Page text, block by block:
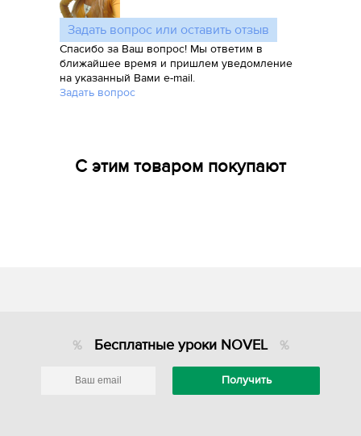
Задать вопрос или оставить отзыв
Спасибо за Ваш вопрос! Мы ответим в
ближайшее время и пришлем уведомление
на указанный Вами e-mail.
Задать вопрос
С этим товаром покупают
Бесплатные уроки NOVEL